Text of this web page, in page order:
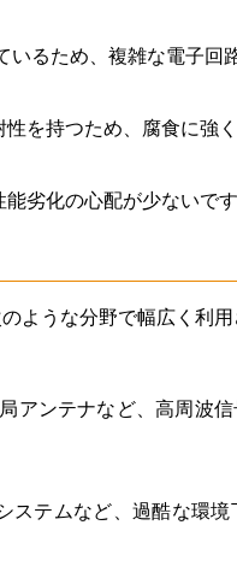
るため、複雑な電子回
を持つため、腐食に強
劣化の心配が少ないです
ような分野で幅広く利用
アンテナなど、高周波
ステムなど、過酷な環